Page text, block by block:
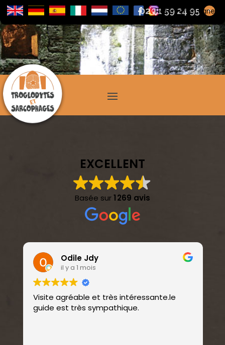
02 41 59 24 95 +
Réserver en ligne
EXCELLENT
Basée sur1 269 avis
Odile Jdy
il y a 1 mois
Visite agréable et très intéressante.le
guide est très sympathique.